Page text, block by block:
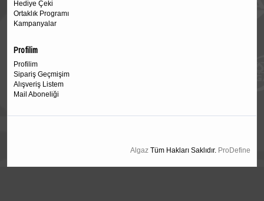
Hediye Çeki
Ortaklık Programı
Kampanyalar
Profilim
Profilim
Sipariş Geçmişim
Alışveriş Listem
Mail Aboneliği
Algaz Tüm Hakları Saklıdır. ProDefine